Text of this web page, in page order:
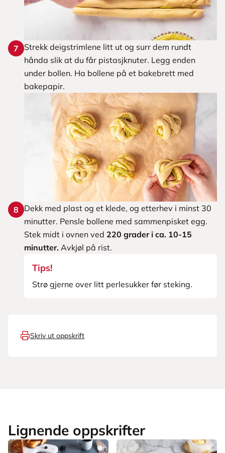
7
Strekk deigstrimlene litt ut og surr dem rundt
hånda slik at du får pistasjknuter. Legg enden
under bollen. Ha bollene på et bakebrett med
bakepapir.
8
Dekk med plast og et klede, og etterhev i minst 30
minutter. Pensle bollene med sammenpisket egg.
Stek midt i ovnen ved 220 grader i ca. 10-15
minutter. Avkjøl på rist.
Tips!
Strø gjerne over litt perlesukker før steking.
Skriv ut oppskrift
Lignende oppskrifter